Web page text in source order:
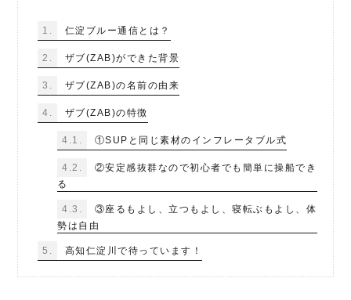
1. 仁淀ブルー通信とは？
2. ザブ(ZAB)ができた背景
3. ザブ(ZAB)の名前の由来
4. ザブ(ZAB)の特徴
4.1. ①SUPと同じ素材のインフレータブル式
4.2.
②安定感抜群なので初心者でも簡単に操船でき
る
4.3.
③座るもよし、立つもよし、寝転ぶもよし、体
勢は自由
5. 高知仁淀川で待っています！